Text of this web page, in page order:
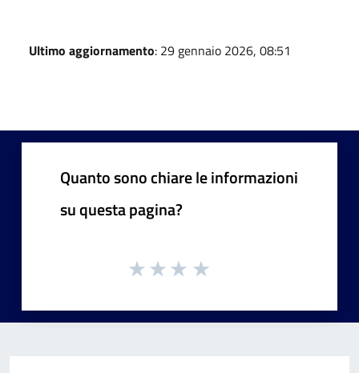
Ultimo aggiornamento: 29 gennaio 2026, 08:51
Quanto sono chiare le informazioni
su questa pagina?